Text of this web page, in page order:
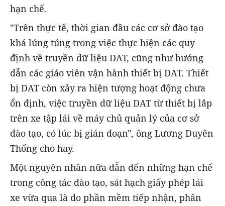
hạn chế.
"Trên thực tế, thời gian đầu các cơ sở đào tạo
khá lúng túng trong việc thực hiện các quy
định về truyền dữ liệu DAT, cũng như hướng
dẫn các giáo viên vận hành thiết bị DAT. Thiết
bị DAT còn xảy ra hiện tượng hoạt động chưa
ổn định, việc truyền dữ liệu DAT từ thiết bị lắp
trên xe tập lái về máy chủ quản lý của cơ sở
đào tạo, có lúc bị gián đoạn", ông Lương Duyên
Thống cho hay.
Một nguyên nhân nữa dẫn đến những hạn chế
trong công tác đào tạo, sát hạch giấy phép lái
xe vừa qua là do phần mềm tiếp nhận, phân